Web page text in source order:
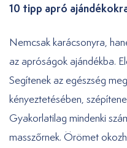
10 tipp apró
Nemcsak karácsonyra,
az apróságok ajándékba.
Segítenek az egészség
kényeztetésében,
Gyakorlatilag mindenki
masszőrnek. Örömet